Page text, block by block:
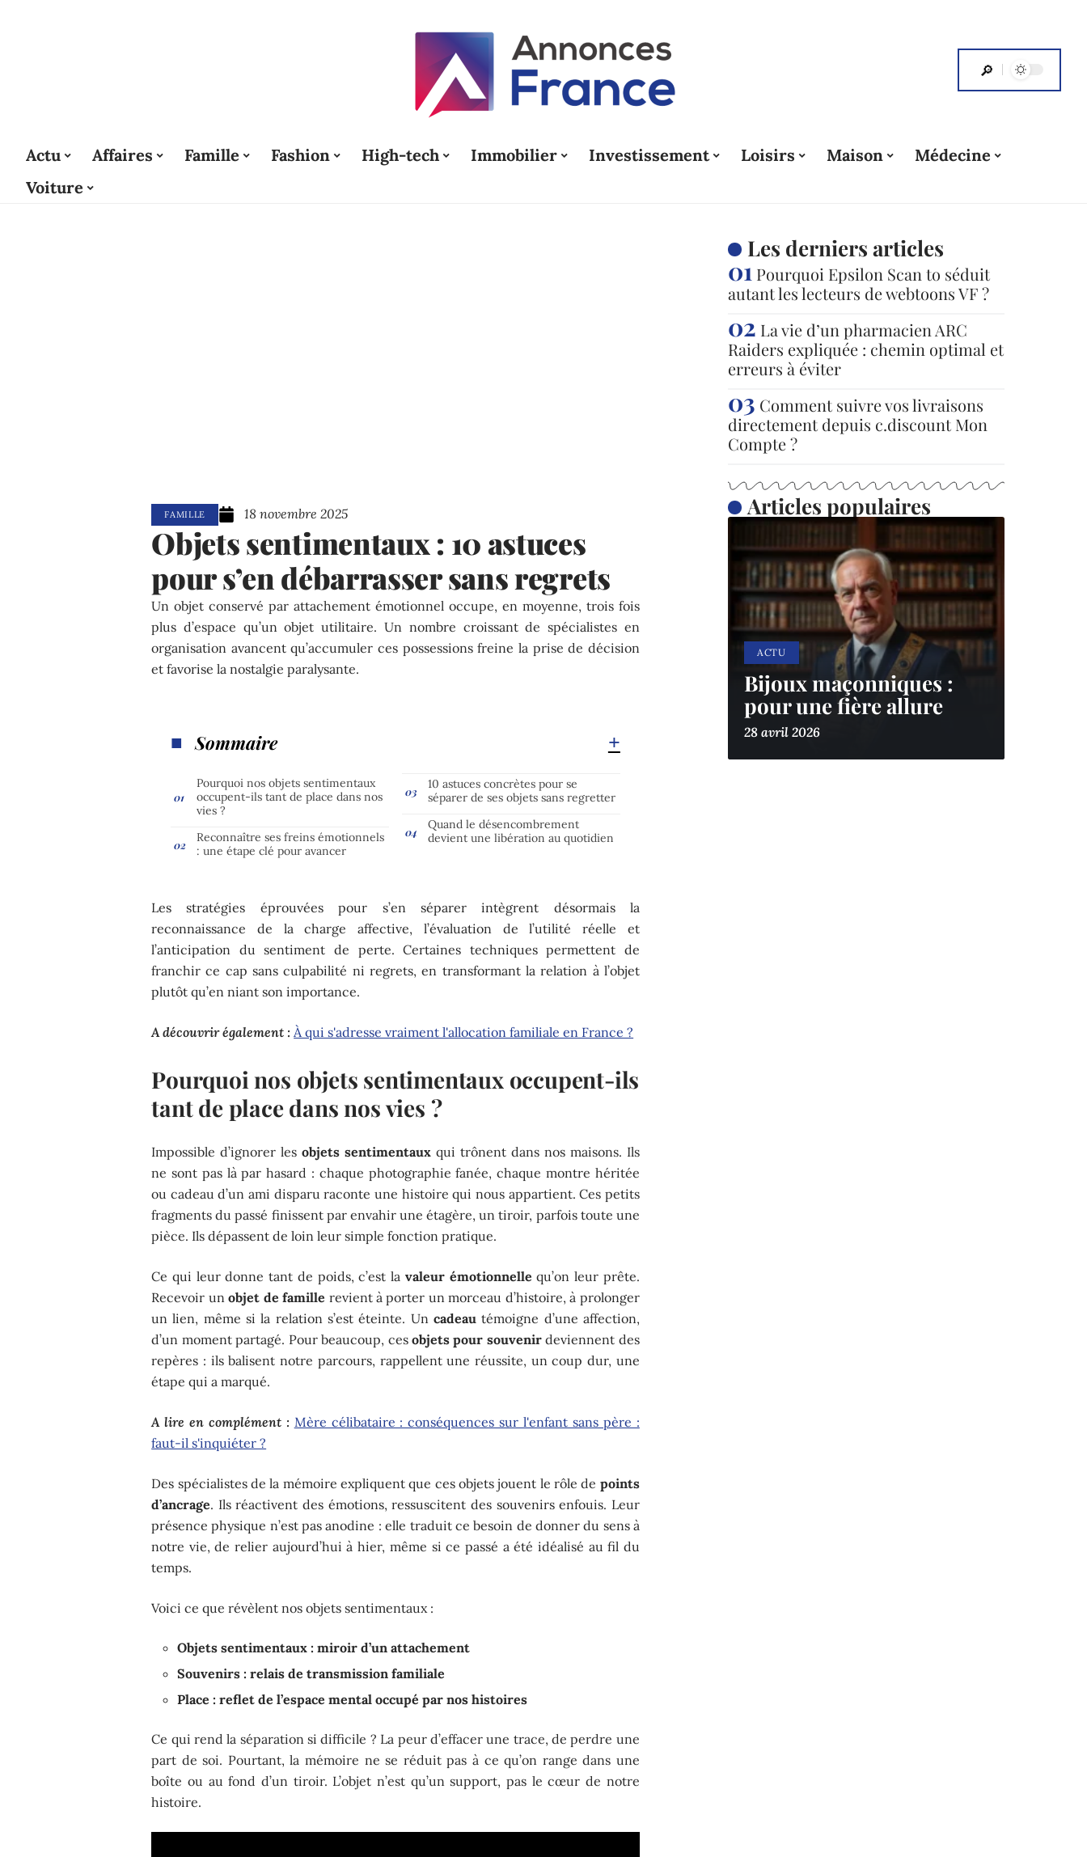
Actu Affaires Famille Fashion High-tech Immobilier Investissement Loisirs Maison
Médecine
Voiture
FAMILLE 18 novembre 2025
Objets sentimentaux : 10 astuces
pour s’en débarrasser sans regrets
Un objet conservé par attachement émotionnel occupe, en moyenne, trois fois
plus d’espace qu’un objet utilitaire. Un nombre croissant de spécialistes en
organisation avancent qu’accumuler ces possessions freine la prise de décision
et favorise la nostalgie paralysante.
Sommaire
Pourquoi nos objets sentimentaux
occupent-ils tant de place dans nos
vies ?
Reconnaître ses freins émotionnels
: une étape clé pour avancer
10 astuces concrètes pour se
séparer de ses objets sans regretter
Quand le désencombrement
devient une libération au quotidien
Les stratégies éprouvées pour s’en séparer intègrent désormais la
reconnaissance de la charge affective, l’évaluation de l’utilité réelle et
l’anticipation du sentiment de perte. Certaines techniques permettent de
franchir ce cap sans culpabilité ni regrets, en transformant la relation à l’objet
plutôt qu’en niant son importance.
A découvrir également : À qui s'adresse vraiment l'allocation familiale en France ?
Pourquoi nos objets sentimentaux occupent-ils
tant de place dans nos vies ?
Impossible d’ignorer lesobjets sentimentaux qui trônent dans nos maisons. Ils
ne sont pas là par hasard : chaque photographie fanée, chaque montre héritée
ou cadeau d’un ami disparu raconte une histoire qui nous appartient. Ces petits
fragments du passé finissent par envahir une étagère, un tiroir, parfois toute une
pièce. Ils dépassent de loin leur simple fonction pratique.
Ce qui leur donne tant de poids, c’est la valeur émotionnelle qu’on leur prête.
Recevoir unobjet de famille revient à porter un morceau d’histoire, à prolonger
un lien, même si la relation s’est éteinte. Un cadeau témoigne d’une affection,
d’un moment partagé. Pour beaucoup, ces objets pour souvenirdeviennent des
repères : ils balisent notre parcours, rappellent une réussite, un coup dur, une
étape qui a marqué.
A lire en complément : Mère célibataire : conséquences sur l'enfant sans père :
faut-il s'inquiéter ?
Des spécialistes de la mémoire expliquent que ces objets jouent le rôle de points
d’ancrage. Ils réactivent des émotions, ressuscitent des souvenirs enfouis. Leur
présence physique n’est pas anodine : elle traduit ce besoin de donner du sens à
notre vie, de relier aujourd’hui à hier, même si ce passé a été idéalisé au fil du
temps.
Voici ce que révèlent nos objets sentimentaux :
Objets sentimentaux : miroir d’un attachement
Souvenirs : relais de transmission familiale
Place : reflet de l’espace mental occupé par nos histoires
Ce qui rend la séparation si difficile ? La peur d’effacer une trace, de perdre une
part de soi. Pourtant, la mémoire ne se réduit pas à ce qu’on range dans une
boîte ou au fond d’un tiroir. L’objet n’est qu’un support, pas le cœur de notre
histoire.
Les derniers articles
Pourquoi Epsilon Scan to séduit
autant les lecteurs de webtoons VF ?
La vie d’un pharmacien ARC
Raiders expliquée : chemin optimal et
erreurs à éviter
Comment suivre vos livraisons
directement depuis c.discount Mon
Compte ?
Articles populaires
ACTU
Bijoux maçonniques :
pour une fière allure
28 avril 2026